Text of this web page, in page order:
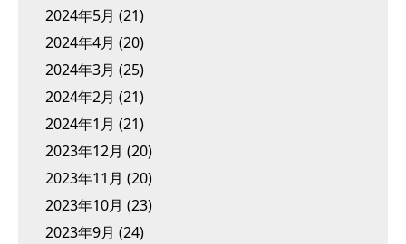
2024年5月 (21)
2024年4月 (20)
2024年3月 (25)
2024年2月 (21)
2024年1月 (21)
2023年12月 (20)
2023年11月 (20)
2023年10月 (23)
2023年9月 (24)